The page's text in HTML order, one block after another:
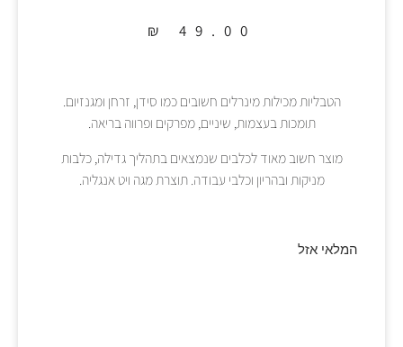
₪ 49.00
הטבליות מכילות מינרלים חשובים כמו סידן, זרחן ומגנזיום.
תומכות בעצמות, שיניים, מפרקים ופרווה בריאה.
מוצר חשוב מאוד לכלבים שנמצאים בתהליך גדילה, כלבות
מניקות ובהריון וכלבי עבודה. תוצרת מגה ויט אנגליה.
המלאי אזל